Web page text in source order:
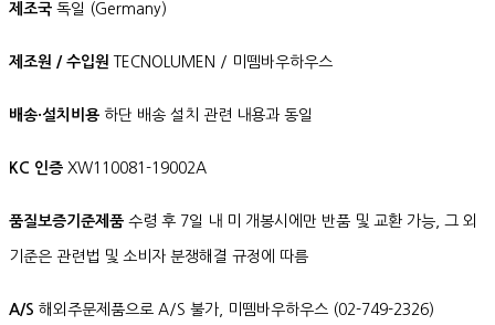
제조국 독일 (Germany)
제조원 / 수입원 TECNOLUMEN / 미뗌바우하우스
배송·설치비용 하단 배송 설치 관련 내용과 동일
KC 인증 XW110081-19002A
품질보증기준제품 수령 후 7일 내 미 개봉시에만 반품 및 교환 가능, 그 외
기준은 관련법 및 소비자 분쟁해결 규정에 따름
A/S 해외주문제품으로 A/S 불가, 미뗌바우하우스 (02-749-2326)